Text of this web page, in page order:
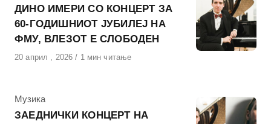
ДИНО ИМЕРИ СО КОНЦЕРТ ЗА
60-ГОДИШНИОТ ЈУБИЛЕЈ НА
ФМУ, ВЛЕЗОТ Е СЛОБОДЕН
Објавено
20 април , 2026 1 мин читање
КАтегорија
Музика
ЗАЕДНИЧКИ КОНЦЕРТ НА